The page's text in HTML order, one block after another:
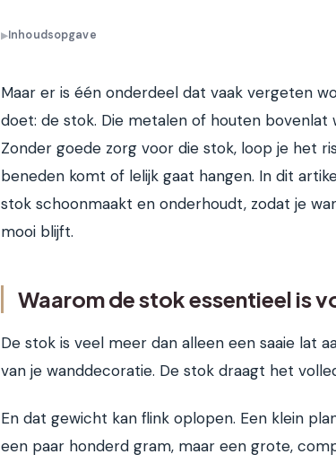
▶Inhoudsopgave
Maar er is één onderdeel dat vaak vergeten
doet: de stok. Die metalen of houten bovenlat
Zonder goede zorg voor die stok, loop je het
beneden komt of lelijk gaat hangen. In dit
stok schoonmaakt en onderhoudt, zodat je
mooi blijft.
Waarom de stok essentieel is
De stok is veel meer dan alleen een saaie lat
van je wanddecoratie. De stok draagt het
En dat gewicht kan flink oplopen. Een klein
een paar honderd gram, maar een grote,